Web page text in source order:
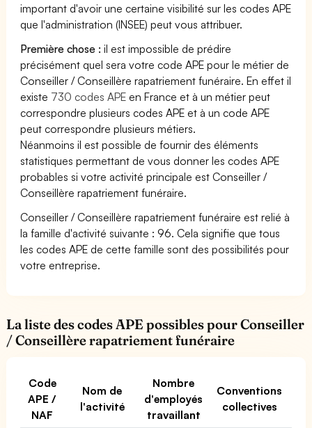
important d'avoir une certaine visibilité sur les codes APE
que l'administration (INSEE) peut vous attribuer.
Première chose : il est impossible de prédire
précisément quel sera votre code APE pour le métier de
Conseiller / Conseillère rapatriement funéraire. En effet il
existe 730 codes APE en France et à un métier peut
correspondre plusieurs codes APE et à un code APE
peut correspondre plusieurs métiers.
Néanmoins il est possible de fournir des éléments
statistiques permettant de vous donner les codes APE
probables si votre activité principale est Conseiller /
Conseillère rapatriement funéraire.
Conseiller / Conseillère rapatriement funéraire est relié à
la famille d'activité suivante : 96. Cela signifie que tous
les codes APE de cette famille sont des possibilités pour
votre entreprise.
La liste des codes APE possibles pour Conseiller
/ Conseillère rapatriement funéraire
Code
APE /
NAF
Nom de
l'activité
Nombre
d'employés
travaillant
Conventions
collectives